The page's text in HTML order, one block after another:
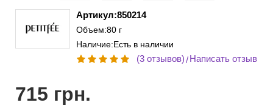
Артикул:850214
Объем:80 г
Наличие:Есть в наличии
(3 отзывов)/Написать отзыв
715 грн.